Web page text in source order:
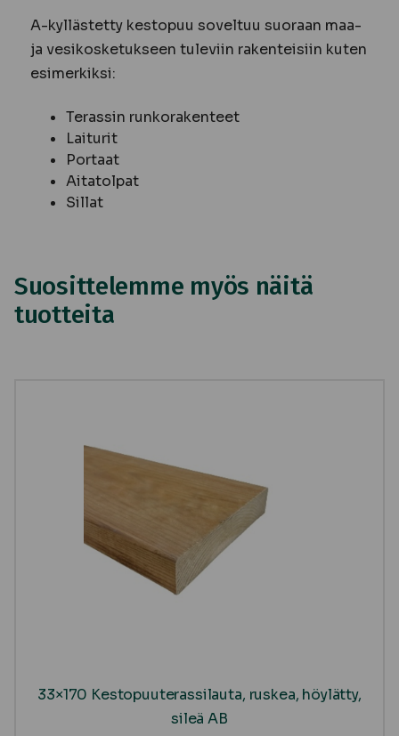
A-kyllästetty kestopuu soveltuu suoraan maa-
ja vesikosketukseen tuleviin rakenteisiin kuten
esimerkiksi:
Terassin runkorakenteet
Laiturit
Portaat
Aitatolpat
Sillat
Suosittelemme myös näitä
tuotteita
33×170 Kestopuuterassilauta, ruskea, höylätty,
sileä AB